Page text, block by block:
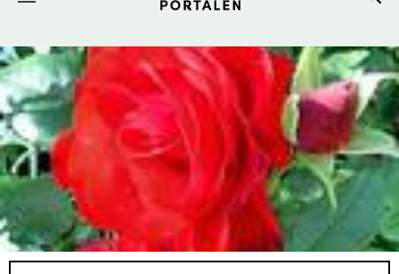
FORSIDEN
NYHETER
ARTIKLER
OM PLANTEPORTALEN
KONTAKT